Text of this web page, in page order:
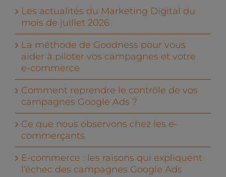
Les actualités du Marketing Digital du
mois de juillet 2026
La méthode de Goodness pour vous
aider à piloter vos campagnes et votre
e-commerce
Comment reprendre le contrôle de vos
campagnes Google Ads ?
Ce que nous observons chez les e-
commerçants
E-commerce : les raisons qui expliquent
l’échec des campagnes Google Ads